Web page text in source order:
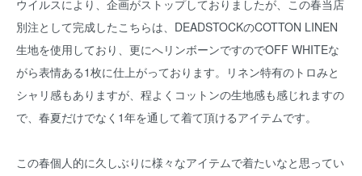
ウイルスにより、企画がストップしておりましたが、この春当店
別注として完成したこちらは、DEADSTOCKのCOTTON LINEN
生地を使用しており、更にへリンボーンですのでOFF WHITEな
がら表情ある1枚に仕上がっております。リネン特有のトロみと
シャリ感もありますが、程よくコットンの生地感も感じれますの
で、春夏だけでなく1年を通して着て頂けるアイテムです。
この春個人的に久しぶりに様々なアイテムで着たいなと思ってい